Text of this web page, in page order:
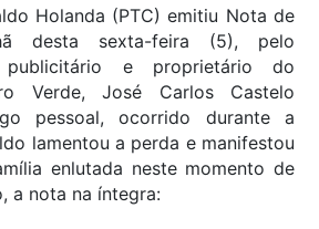
Holanda (PTC) emitiu Nota de
desta sexta-feira (5), pelo
e proprietário do
Verde, José Carlos Castelo
pessoal, ocorrido durante a
lamentou a perda e manifestou
enlutada neste momento de
a nota na íntegra: